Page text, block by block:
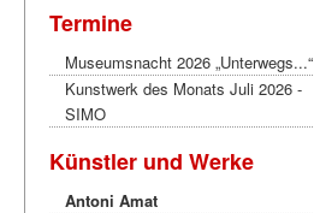
Termine
Museumsnacht 2026 „Unterwegs...“
Kunstwerk des Monats Juli 2026 -
SIMO
Künstler und Werke
Antoni Amat